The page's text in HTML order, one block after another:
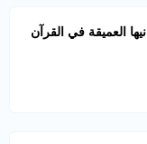
العميقة في القرآن